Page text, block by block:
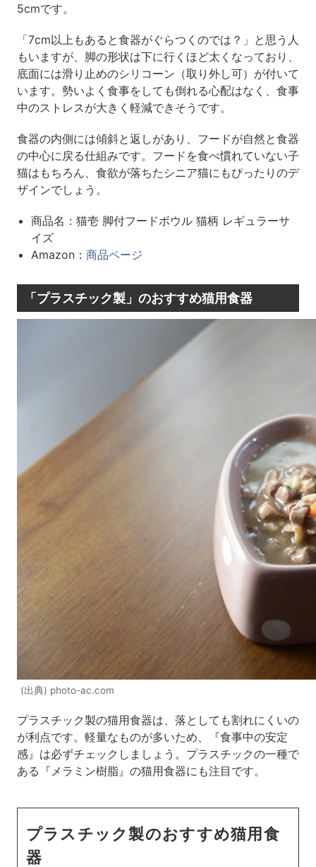
5cmです。
「7cm以上もあると食器がぐらつくのでは？」と思う人
もいますが、脚の形状は下に行くほど太くなっており、
底面には滑り止めのシリコーン（取り外し可）が付いて
います。勢いよく食事をしても倒れる心配はなく、食事
中のストレスが大きく軽減できそうです。
食器の内側には傾斜と返しがあり、フードが自然と食器
の中心に戻る仕組みです。フードを食べ慣れていない子
猫はもちろん、食欲が落ちたシニア猫にもぴったりのデ
ザインでしょう。
商品名：猫壱 脚付フードボウル 猫柄 レギュラーサ
イズ
Amazon： 商品ページ
「プラスチック製」のおすすめ猫用食器
(出典) photo-ac.com
プラスチック製の猫用食器は、落としても割れにくいの
が利点です。軽量なものが多いため、『食事中の安定
感』は必ずチェックしましょう。プラスチックの一種で
ある『メラミン樹脂』の猫用食器にも注目です。
プラスチック製のおすすめ猫用食
器